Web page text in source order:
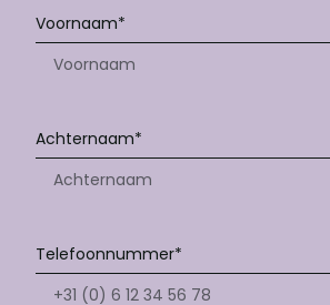
Voornaam*
Achternaam*
Telefoonnummer*